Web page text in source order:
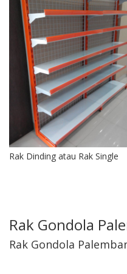
Rak Dinding atau Rak Single
Rak Gondola
Rak Gondola